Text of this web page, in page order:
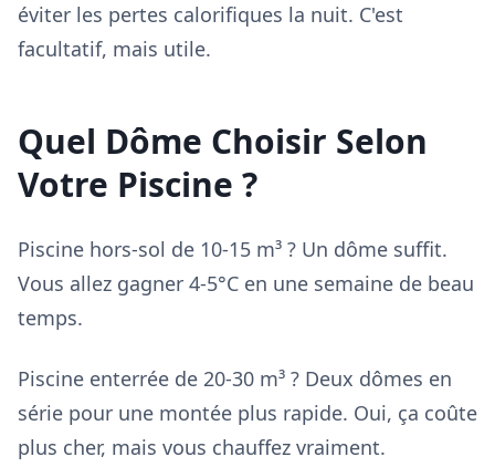
éviter les pertes calorifiques la nuit. C'est
facultatif, mais utile.
Quel Dôme Choisir Selon
Votre Piscine ?
Piscine hors-sol de 10-15 m³ ? Un dôme suffit.
Vous allez gagner 4-5°C en une semaine de beau
temps.
Piscine enterrée de 20-30 m³ ? Deux dômes en
série pour une montée plus rapide. Oui, ça coûte
plus cher, mais vous chauffez vraiment.